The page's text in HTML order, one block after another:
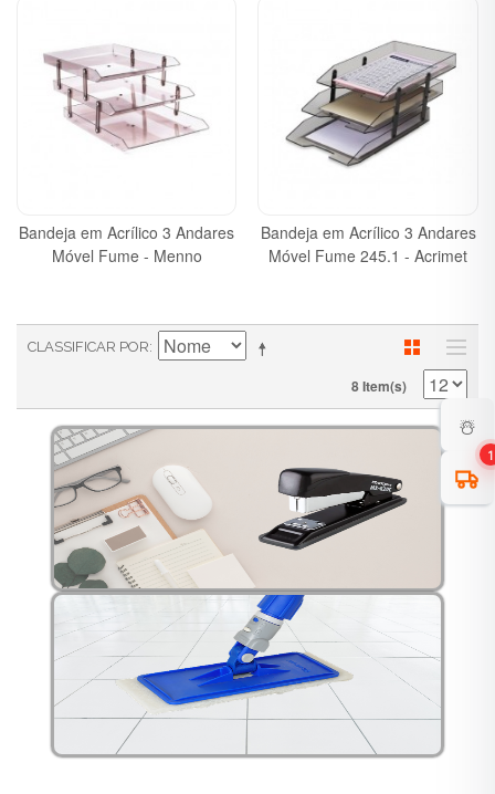
Bandeja em Acrílico 3 Andares
Móvel Fume - Menno
Bandeja em Acrílico 3 Andares
Móvel Fume 245.1 - Acrimet
CLASSIFICAR POR
8 Item(s)
☃️
1